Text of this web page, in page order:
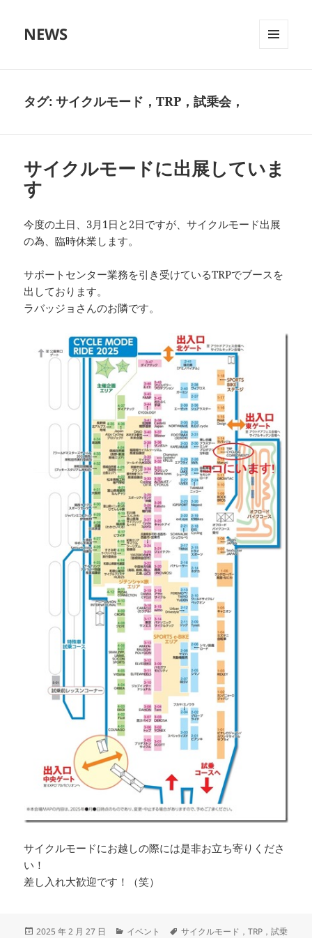
NEWS
タグ:サイクルモード，TRP，試乗会，
サイクルモードに出展していま
す
今度の土日、3月1日と2日ですが、サイクルモード出展
の為、臨時休業します。
サポートセンター業務を引き受けているTRPでブースを
出しております。
ラバッジョさんのお隣です。
サイクルモードにお越しの際には是非お立ち寄りくださ
い！
差し入れ大歓迎です！（笑）
投
2025 年 2 月 27 日
カ
イベント
タ
サイクルモード，TRP，試乗